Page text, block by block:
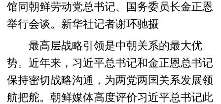
馆同朝鲜劳动党总书记、国务委员长金正恩
举行会谈。新华社记者谢环驰摄
最高层战略引领是中朝关系的最大优
势。近年来，习近平总书记和金正恩总书记
保持密切战略沟通，为两党两国关系发展领
航把舵。朝鲜媒体高度评价习近平总书记此